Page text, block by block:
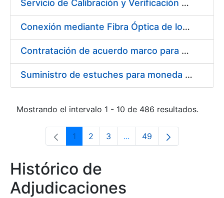
Servicio de Calibración y Verificación Externa de los Equipos de Medición del Servicio de Prevención de la FNMT-RCM
Conexión mediante Fibra Óptica de los Centros de Proceso de Datos (CPDs) de las sedes de la FNMT-RCM de Burgos y Madrid
Contratación de acuerdo marco para el Suministro de Material de Electricidad para la Fábrica Nacional de Moneda y Timbre-Real Casa de la Moneda en su centro de trabajo de Burgos
Suministro de estuches para moneda de 30 €
Mostrando el intervalo 1 - 10 de 486 resultados.
Página
1 Página
2 Página
3 ...Páginas intermedias Use
Página
49
Histórico de
Adjudicaciones